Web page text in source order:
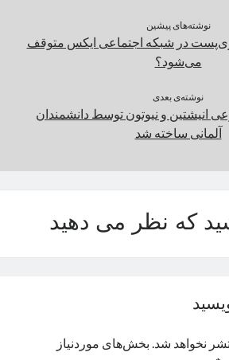
نوشته‌های پیشین
ری‌پست در شبکه اجتماعی ایکس متوقف
می‌شود؟
نوشته‌ی بعدی
و نیوتون توسط دانشمندان
آلمانی ساخته شد
که نظر می دهید
نخواهد شد. بخش‌های موردنیاز